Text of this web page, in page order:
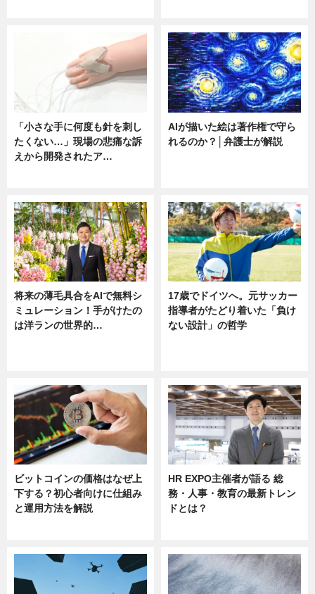
「小さな手に何度も針を刺し
たくない…」現場の悲痛な訴
えから開発されたア…
AIが描いた絵は著作権で守ら
れるのか？│弁護士が解説
将来の薄毛具合をAIで無料シ
ミュレーション！手がけたの
は洋ランの世界的…
17歳でドイツへ。元サッカー
指導者がたどり着いた「負け
ない設計」の哲学
ビットコインの価格はなぜ上
下する？初心者向けに仕組み
と運用方法を解説
HR EXPO主催者が語る 総
務・人事・教育の最新トレン
ドとは？